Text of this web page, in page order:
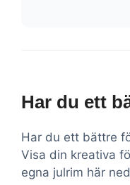
Har du ett
Har du ett bättre
Visa din kreativa
egna julrim här